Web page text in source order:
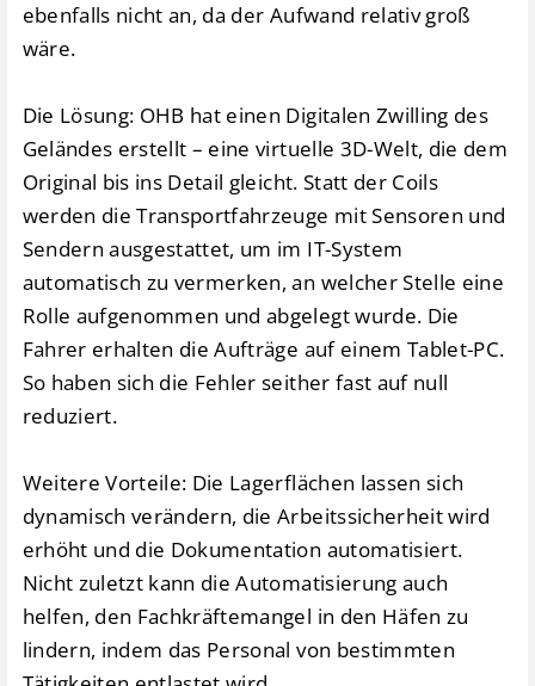
ebenfalls nicht an, da der Aufwand relativ groß
wäre.
Die Lösung: OHB hat einen Digitalen Zwilling des
Geländes erstellt – eine virtuelle 3D-Welt, die dem
Original bis ins Detail gleicht. Statt der Coils
werden die Transportfahrzeuge mit Sensoren und
Sendern ausgestattet, um im IT-System
automatisch zu vermerken, an welcher Stelle eine
Rolle aufgenommen und abgelegt wurde. Die
Fahrer erhalten die Aufträge auf einem Tablet-PC.
So haben sich die Fehler seither fast auf null
reduziert.
Weitere Vorteile: Die Lagerflächen lassen sich
dynamisch verändern, die Arbeitssicherheit wird
erhöht und die Dokumentation automatisiert.
Nicht zuletzt kann die Automatisierung auch
helfen, den Fachkräftemangel in den Häfen zu
lindern, indem das Personal von bestimmten